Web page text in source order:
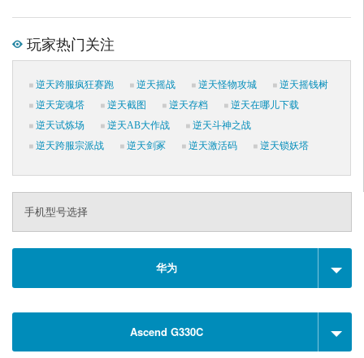
玩家热门关注
逆天跨服疯狂赛跑 逆天摇战 逆天怪物攻城
逆天摇钱树
逆天宠魂塔
逆天截图 逆天存档
逆天在哪儿下载
逆天试炼场
逆天AB大作战
逆天斗神之战
逆天跨服宗派战
逆天剑冢 逆天激活码 逆天锁妖塔
手机型号选择
华为
Ascend G330C